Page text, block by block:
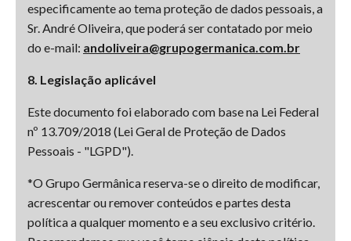
especificamente ao tema proteção de dados pessoais, a
Sr. André Oliveira, que poderá ser contatado por meio
do e-mail: andoliveira@grupogermanica.com.br
8. Legislação aplicável
Este documento foi elaborado com base na Lei Federal
nº 13.709/2018 (Lei Geral de Proteção de Dados
Pessoais - "LGPD").
*O Grupo Germânica reserva-se o direito de modificar,
acrescentar ou remover conteúdos e partes desta
política a qualquer momento e a seu exclusivo critério.